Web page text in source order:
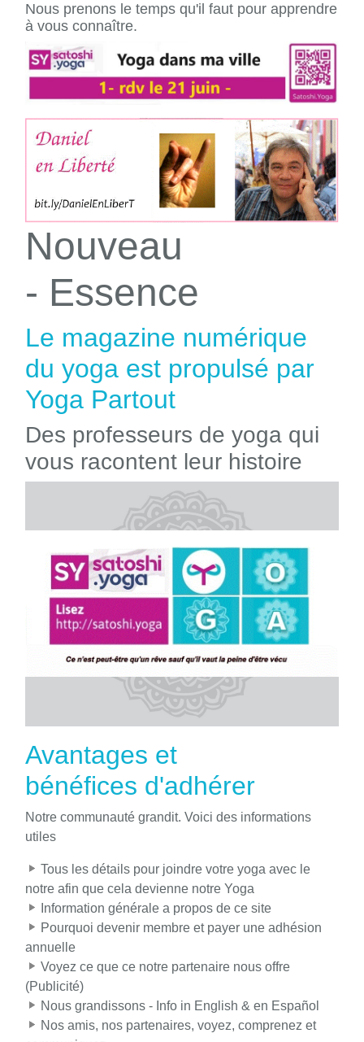
Nous prenons le temps qu'il faut pour apprendre
à vous connaître.
Nouveau
- Essence
Le magazine numérique
du yoga est propulsé par
Yoga Partout
Des professeurs de yoga qui
vous racontent leur histoire
Avantages et
bénéfices d'adhérer
Notre communauté grandit. Voici des informations
utiles
Tous les détails pour joindre votre yoga avec le
notre afin que cela devienne notre Yoga
Information générale a propos de ce site
Pourquoi devenir membre et payer une adhésion
annuelle
Voyez ce que ce notre partenaire nous offre
(Publicité)
Nous grandissons - Info in English & en Español
Nos amis, nos partenaires, voyez, comprenez et